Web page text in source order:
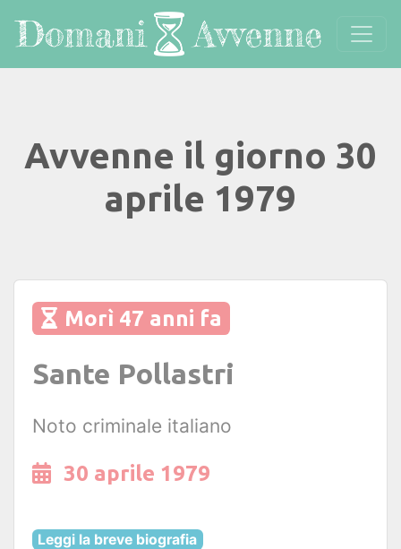
Avvenne il giorno 30
aprile 1979
Morì 47 anni fa
Sante Pollastri
Noto criminale italiano
30 aprile 1979
Leggi la breve biografia